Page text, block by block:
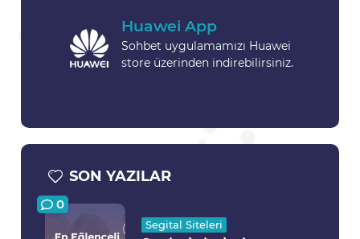
Huawei App
Sohbet uygulamamızı Huawei
store üzerinden indirebilirsiniz.
SON YAZILAR
0
Segital Siteleri